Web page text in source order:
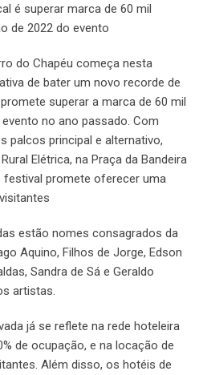
é superar marca de 60 mil
de 2022 do evento
do Chapéu começa nesta
de bater um novo recorde de
superar a marca de 60 mil
no ano passado. Com
palcos principal e alternativo,
Elétrica, na Praça da Bandeira
festival promete oferecer uma
estão nomes consagrados da
Aquino, Filhos de Jorge, Edson
Sandra de Sá e Geraldo
artistas.
já se reflete na rede hoteleira
de ocupação, e na locação de
Além disso, os hotéis de